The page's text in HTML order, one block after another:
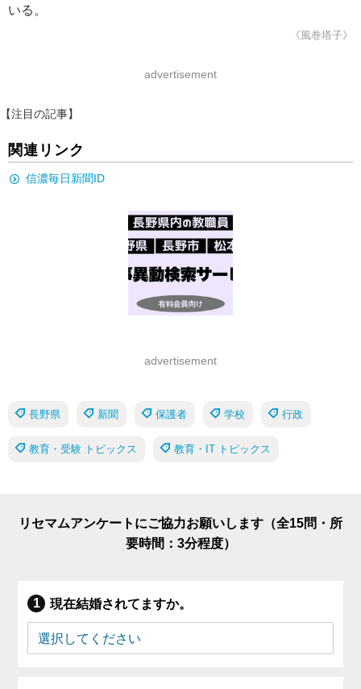
いる。
《風巻塔子》
advertisement
【注目の記事】
関連リンク
信濃毎日新聞ID
advertisement
長野県 新聞 保護者 学校 行政
教育・受験 トピックス 教育・IT トピックス
リセマムアンケートにご協力お願いします（全15問・所
要時間：3分程度）
現在結婚されてますか。